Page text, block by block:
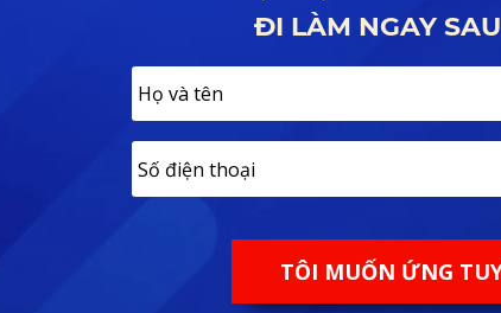
muốn mua dự án Aria Đà Nẵng Hotel & Resort
Hotline: 0927.59.79.79
nhận BẢNG GIÁ CHUYỂN NHƯỢNG mới nhất năm 2023
& Resort ở đâu?